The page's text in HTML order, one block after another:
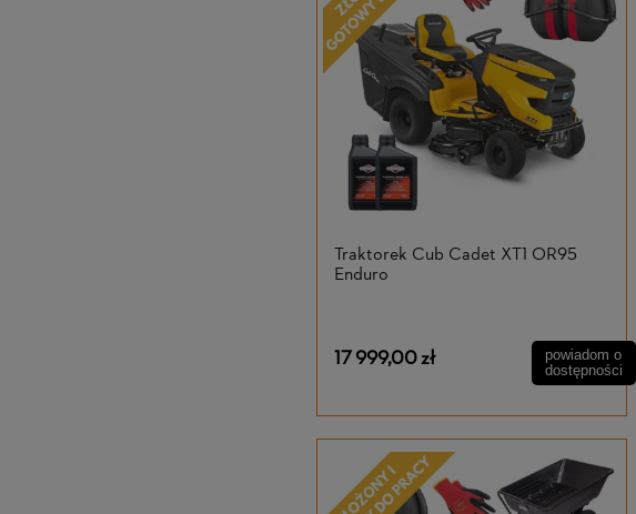
Traktorek Cub Cadet XT1 OR95
Enduro
17 999,00 zł
powiadom o
dostępności